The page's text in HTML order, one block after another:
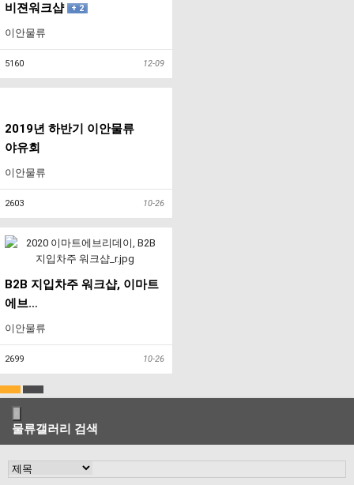
비젼워크샵
+ 2
이안물류
5160 12-09
2019년 하반기 이안물류
야유회
이안물류
2603 10-26
B2B 지입차주 워크샵, 이마트
에브…
이안물류
2699 10-26
물류갤러리 검색